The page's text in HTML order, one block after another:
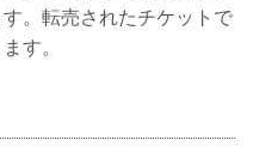
。転売されたチケットで
す。